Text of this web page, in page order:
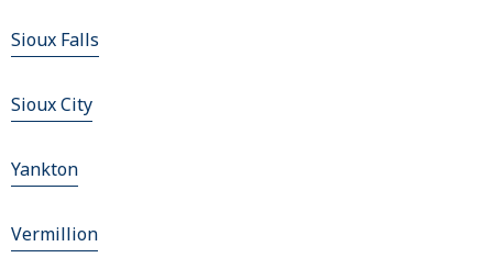
Sioux Falls
Sioux City
Yankton
Vermillion